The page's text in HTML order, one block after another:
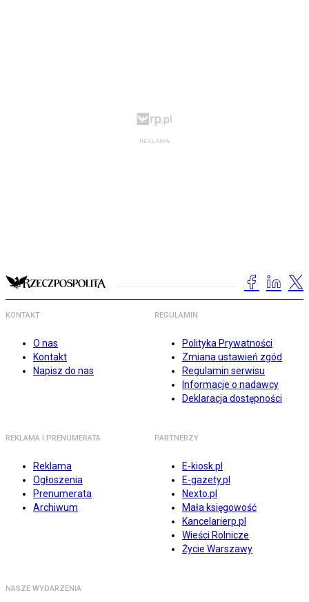
KONTAKT
O nas
Kontakt
Napisz do nas
REGULAMIN
Polityka Prywatności
Zmiana ustawień zgód
Regulamin serwisu
Informacje o nadawcy
Deklaracja dostępności
REKLAMA I PRENUMERATA
Reklama
Ogłoszenia
Prenumerata
Archiwum
PARTNERZY
E-kiosk.pl
E-gazety.pl
Nexto.pl
Mała księgowość
Kancelarierp.pl
Wieści Rolnicze
Życie Warszawy
NASZE WYDARZENIA